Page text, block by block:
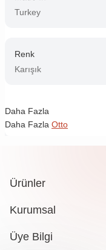
Turkey
Renk
Karışık
Daha Fazla
Daha Fazla Otto
Ürünler
Kurumsal
Üye Bilgi